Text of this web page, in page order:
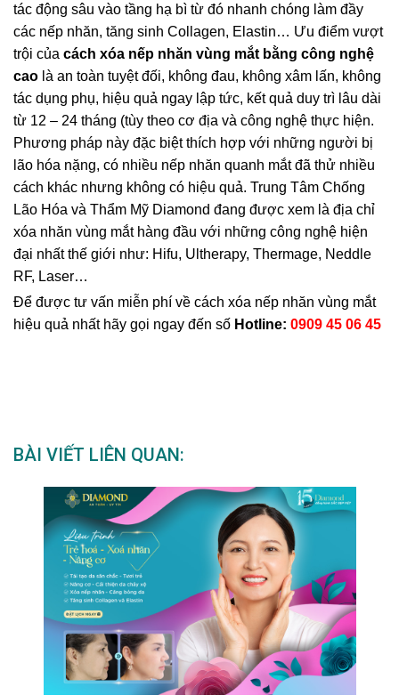
tác động sâu vào tầng hạ bì từ đó nhanh chóng làm đầy
các nếp nhăn, tăng sinh Collagen, Elastin… Ưu điểm vượt
trội của cách xóa nếp nhăn vùng mắt bằng công nghệ
cao là an toàn tuyệt đối, không đau, không xâm lấn, không
tác dụng phụ, hiệu quả ngay lập tức, kết quả duy trì lâu dài
từ 12 – 24 tháng (tùy theo cơ địa và công nghệ thực hiện.
Phương pháp này đặc biệt thích hợp với những người bị
lão hóa nặng, có nhiều nếp nhăn quanh mắt đã thử nhiều
cách khác nhưng không có hiệu quả. Trung Tâm Chống
Lão Hóa và Thẩm Mỹ Diamond đang được xem là địa chỉ
xóa nhăn vùng mắt hàng đầu với những công nghệ hiện
đại nhất thế giới như: Hifu, Ultherapy, Thermage, Neddle
RF, Laser…
Để được tư vấn miễn phí về cách xóa nếp nhăn vùng mắt
hiệu quả nhất hãy gọi ngay đến số Hotline: 0909 45 06 45
BÀI VIẾT LIÊN QUAN: